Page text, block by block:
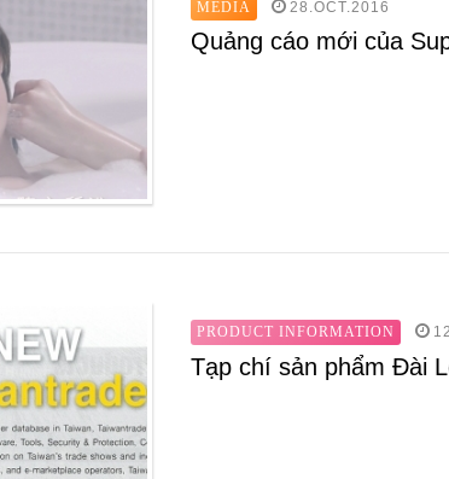
MEDIA 28.OCT.2016
Quảng cáo mới của
PRODUCT INFORMATION
Tạp chí sản phẩm Đài